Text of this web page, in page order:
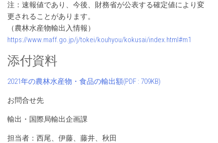
注：速報値であり、今後、財務省が公表する確定値により変
更されることがあります。
（農林水産物輸出入情報）
https://www.maff.go.jp/j/tokei/kouhyou/kokusai/index.html#m1
添付資料
2021年の農林水産物・食品の輸出額(PDF : 709KB)
お問合せ先
輸出・国際局輸出企画課
担当者：西尾、伊藤、藤井、秋田